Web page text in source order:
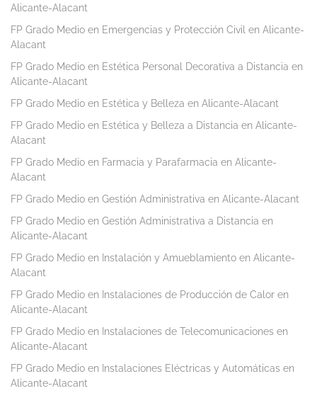
Alicante-Alacant
FP Grado Medio en Emergencias y Protección Civil en Alicante-
Alacant
FP Grado Medio en Estética Personal Decorativa a Distancia en
Alicante-Alacant
FP Grado Medio en Estética y Belleza en Alicante-Alacant
FP Grado Medio en Estética y Belleza a Distancia en Alicante-
Alacant
FP Grado Medio en Farmacia y Parafarmacia en Alicante-
Alacant
FP Grado Medio en Gestión Administrativa en Alicante-Alacant
FP Grado Medio en Gestión Administrativa a Distancia en
Alicante-Alacant
FP Grado Medio en Instalación y Amueblamiento en Alicante-
Alacant
FP Grado Medio en Instalaciones de Producción de Calor en
Alicante-Alacant
FP Grado Medio en Instalaciones de Telecomunicaciones en
Alicante-Alacant
FP Grado Medio en Instalaciones Eléctricas y Automáticas en
Alicante-Alacant